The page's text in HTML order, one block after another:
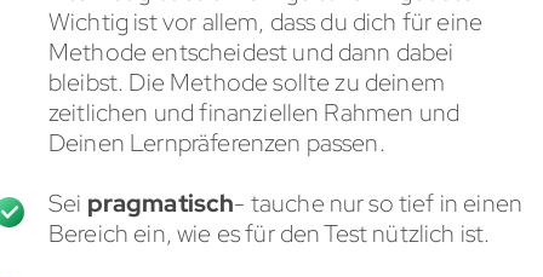
Wichtig ist vor allem, dass du dich für eine
Methode entscheidest und dann dabei
bleibst. Die Methode sollte zu deinem
zeitlichen und finanziellen Rahmen und
Deinen Lernpräferenzen passen.
Sei pragmatisch- tauche nur so tief in einen
Bereich ein, wie es für den Test nützlich ist.